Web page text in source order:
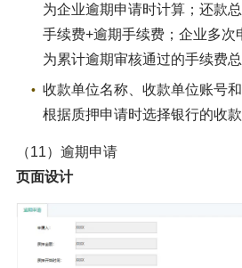
为企业逾期申请时计算；还款
手续费+逾期手续费；企业多次
为累计逾期审核通过的手续费总
收款单位名称、收款单位账号
根据质押申请时选择银行的收款
（11）逾期申请
页面设计